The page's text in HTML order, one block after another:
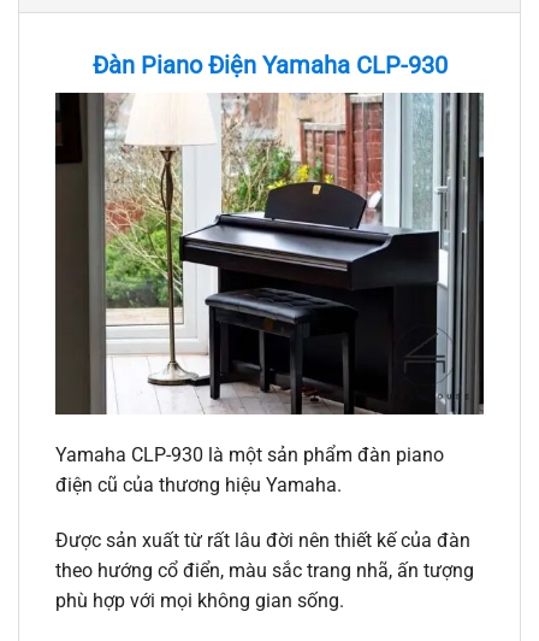
Đàn Piano Điện Yamaha CLP-930
Yamaha CLP-930 là một sản phẩm đàn piano
điện cũ của thương hiệu Yamaha.
Được sản xuất từ rất lâu đời nên thiết kế của đàn
theo hướng cổ điển, màu sắc trang nhã, ấn tượng
phù hợp với mọi không gian sống.